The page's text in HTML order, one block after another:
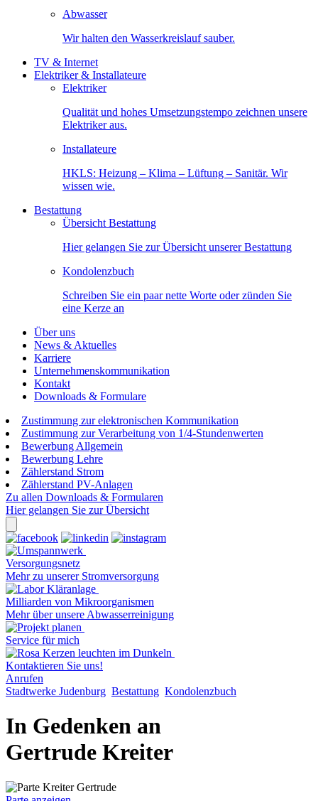
Abwasser
Wir halten den Wasserkreislauf sauber.
TV & Internet
Elektriker & Installateure
Elektriker
Qualität und hohes Umsetzungstempo zeichnen unsere
Elektriker aus.
Installateure
HKLS: Heizung – Klima – Lüftung – Sanitär. Wir
wissen wie.
Bestattung
Übersicht Bestattung
Hier gelangen Sie zur Übersicht unserer Bestattung
Kondolenzbuch
Schreiben Sie ein paar nette Worte oder zünden Sie
eine Kerze an
Über uns
News & Aktuelles
Karriere
Unternehmenskommunikation
Kontakt
Downloads & Formulare
Zustimmung zur elektronischen Kommunikation
Zustimmung zur Verarbeitung von 1/4-Stundenwerten
Bewerbung Allgemein
Bewerbung Lehre
Zählerstand Strom
Zählerstand PV-Anlagen
Zu allen Downloads & Formularen
Hier gelangen Sie zur Übersicht
Versorgungsnetz
Mehr zu unserer Stromversorgung
Milliarden von Mikroorganismen
Mehr über unsere Abwasserreinigung
Service für mich
Kontaktieren Sie uns!
Anrufen
Stadtwerke Judenburg Bestattung Kondolenzbuch
In Gedenken an
Gertrude Kreiter